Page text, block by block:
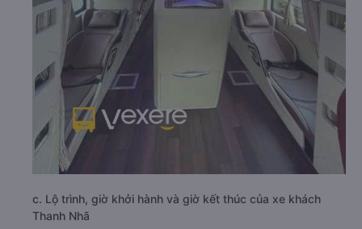
c. Lộ trình, giờ khởi hành và giờ kết thúc của xe khách
Thanh Nhã